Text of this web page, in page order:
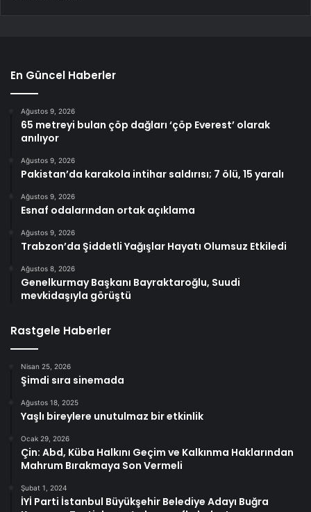
En Güncel Haberler
Ağustos 9, 2026
65 metreyi bulan çöp dağları ‘çöp Everest’ olarak
anılıyor
Ağustos 9, 2026
Pakistan’da karakola intihar saldırısı; 7 ölü, 15 yaralı
Ağustos 9, 2026
Esnaf odalarından ortak açıklama
Ağustos 9, 2026
Trabzon’da Şiddetli Yağışlar Hayatı Olumsuz Etkiledi
Ağustos 8, 2026
Genelkurmay Başkanı Bayraktaroğlu, Suudi
mevkidaşıyla görüştü
Rastgele Haberler
Nisan 25, 2026
Şimdi sıra sinemada
Ağustos 18, 2025
Yaşlı bireylere unutulmaz bir etkinlik
Ocak 29, 2026
Çin: Abd, Küba Halkını Geçim ve Kalkınma Haklarından
Mahrum Bırakmaya Son Vermeli
Şubat 1, 2024
İYİ Parti İstanbul Büyükşehir Belediye Adayı Buğra